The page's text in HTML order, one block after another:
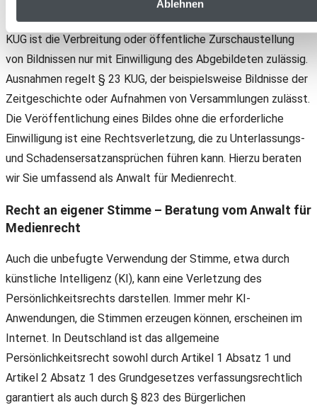
Ablehnen
schützt die Privatsphäre der abgebildeten Person. Nach § 22
KUG ist die Verbreitung oder öffentliche Zurschaustellung
von Bildnissen nur mit Einwilligung des Abgebildeten zulässig.
Ausnahmen regelt § 23 KUG, der beispielsweise Bildnisse der
Zeitgeschichte oder Aufnahmen von Versammlungen zulässt.
Die Veröffentlichung eines Bildes ohne die erforderliche
Einwilligung ist eine Rechtsverletzung, die zu Unterlassungs-
und Schadensersatzansprüchen führen kann. Hierzu beraten
wir Sie umfassend als Anwalt für Medienrecht.
Recht an eigener Stimme – Beratung vom Anwalt für
Medienrecht
Auch die unbefugte Verwendung der Stimme, etwa durch
künstliche Intelligenz (KI), kann eine Verletzung des
Persönlichkeitsrechts darstellen. Immer mehr KI-
Anwendungen, die Stimmen erzeugen können, erscheinen im
Internet. In Deutschland ist das allgemeine
Persönlichkeitsrecht sowohl durch Artikel 1 Absatz 1 und
Artikel 2 Absatz 1 des Grundgesetzes verfassungsrechtlich
garantiert als auch durch § 823 des Bürgerlichen